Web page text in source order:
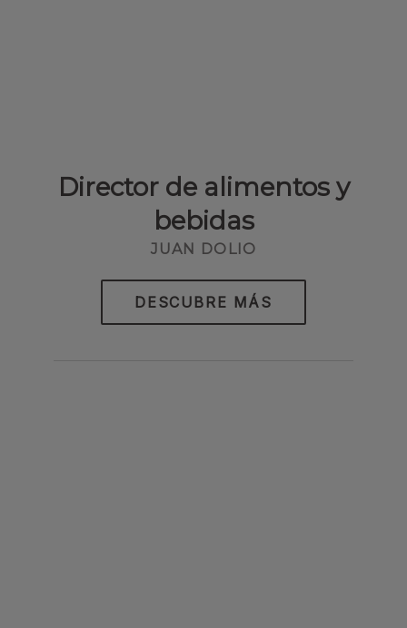
Director de alimentos y
bebidas
JUAN DOLIO
DESCUBRE MÁS